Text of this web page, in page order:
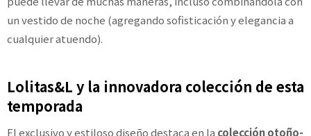
un vestido de noche (agregando sofisticación y elegancia a
cualquier atuendo).
Lolitas&L y la innovadora colección de esta
temporada
El exclusivo y estiloso diseño destaca en la colección otoño-